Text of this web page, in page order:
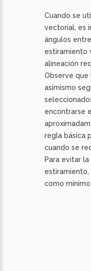
Cuando se
vectorial, es
ángulos
estiramiento
alineación
Observe que
asimismo
encontrarse
regla básica
cuando se
Para evitar
como mínimo